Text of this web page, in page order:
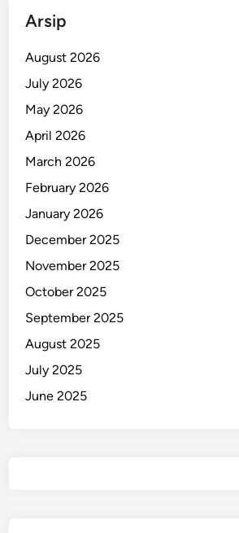
Arsip
August 2026
July 2026
May 2026
April 2026
March 2026
February 2026
January 2026
December 2025
November 2025
October 2025
September 2025
August 2025
July 2025
June 2025